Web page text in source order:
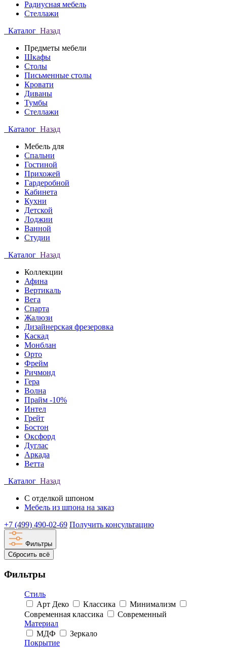
Радиусная мебель
Стеллажи
Каталог Назад
Предметы мебели
Шкафы
Столы
Письменные столы
Кровати
Диваны
Тумбы
Стеллажи
Каталог Назад
Мебель для
Спальни
Гостиной
Прихожей
Гардеробной
Кабинета
Кухни
Детской
Лоджии
Ванной
Студии
Каталог Назад
Коллекции
Афина
Вертикаль
Вега
Спарта
Жалюзи
Дизайнерская фрезеровка
Каскад
Монблан
Орто
Фрейм
Ричмонд
Гера
Волна
Прайм -10%
Интел
Грейт
Бостон
Оксфорд
Дуглас
Аркада
Ветта
Каталог Назад
С отделкой шпоном
Мебель из шпона на заказ
+7 (499) 490-02-69 Получить консультацию
Фильтры
Сбросить всё
Фильтры
Стиль
Арт Деко
Классика
Минимализм
Современная классика
Современный
Материал
МДФ
Зеркало
Покрытие